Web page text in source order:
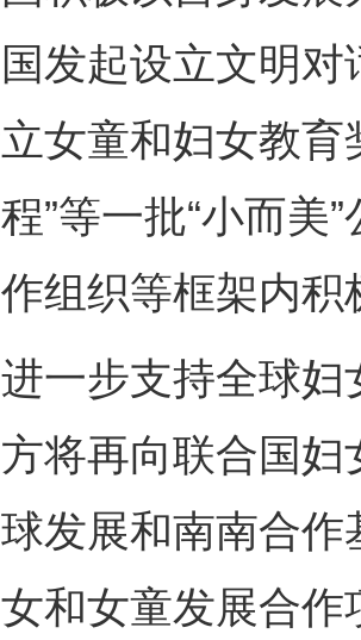
发起设立文明
女童和妇女教育
”等一批“小而美
作组织等框架内
步支持全球妇
将再向联合国
发展和南南合
和女童发展合